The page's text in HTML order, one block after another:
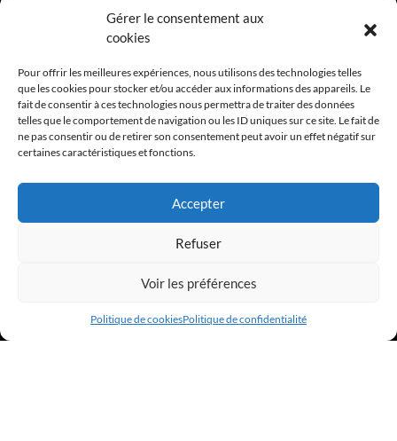
Gérer le consentement aux
cookies
Pour offrir les meilleures expériences, nous utilisons des technologies telles
que les cookies pour stocker et/ou accéder aux informations des appareils. Le
fait de consentir à ces technologies nous permettra de traiter des données
telles que le comportement de navigation ou les ID uniques sur ce site. Le fait de
ne pas consentir ou de retirer son consentement peut avoir un effet négatif sur
certaines caractéristiques et fonctions.
Accepter
Refuser
Voir les préférences
Politique de cookiesPolitique de confidentialité
PROCHAIN ÉVÈNEMENT
APÉRO DE RENTRÉ 2026 - 10 SEPTEMBRE 2026